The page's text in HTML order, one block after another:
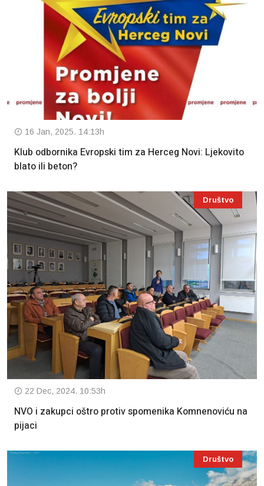
16 Jan, 2025. 14:13h
Klub odbornika Evropski tim za Herceg Novi: Ljekovito
blato ili beton?
Društvo
22 Dec, 2024. 10:53h
NVO i zakupci oštro protiv spomenika Komnenoviću na
pijaci
Društvo